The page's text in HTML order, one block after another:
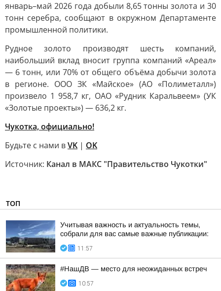
январь–май 2026 года добыли 8,65 тонны золота и 30
тонн серебра, сообщают в окружном Департаменте
промышленной политики.
Рудное золото производят шесть компаний,
наибольший вклад вносит группа компаний «Ареал»
— 6 тонн, или 70% от общего объёма добычи золота
в регионе. ООО ЗК «Майское» (АО «Полиметалл»)
произвело 1 958,7 кг, ОАО «Рудник Каральвеем» (УК
«Золотые проекты») — 636,2 кг.
Чукотка, официально!
Будьте с нами вVK | OK
Источник: Канал в МАКС "Правительство Чукотки"
ТОП
Учитывая важность и актуальность темы,
собрали для вас самые важные публикации:
11:57
#НашДВ — место для неожиданных встреч
10:57